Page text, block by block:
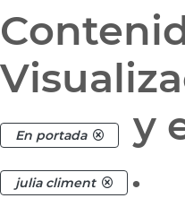
En portada y
julia climent .